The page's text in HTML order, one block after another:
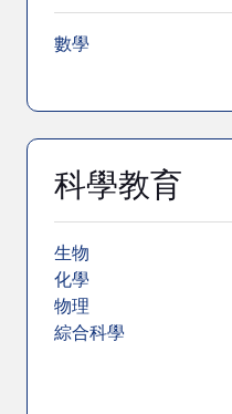
數學
科學教育
生物
化學
物理
綜合科學